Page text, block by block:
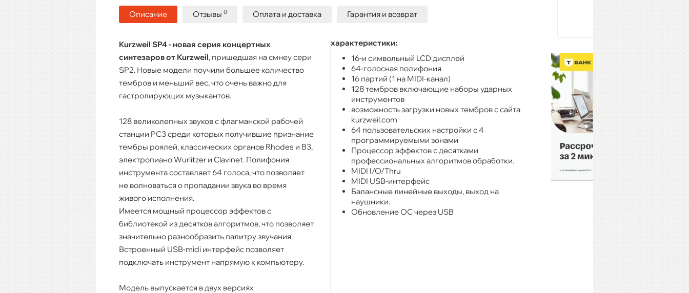
Описание Отзывы 0 Оплата и доставка Гарантия и возврат
Kurzweil SP4 - новая серия концертных
синтезаров от Kurzweil, пришедшая на смнеу сери
SP2. Новые модели поучили большее количество
тембров и меньший вес, что очень важно для
гастролирующих музыкантов.
128 великолепных звуков с флагманской рабочей
станции PC3 среди которых получившие признание
тембры роялей, классических органов Rhodes и B3,
электропиано Wurlitzer и Clavinet. Полифония
инструмента составляет 64 голоса, что позволяет
не волноваться о пропадании звука во время
живого исполнения.
Имеется мощный процессор эффектов с
библиотекой из десятков алгоритмов, что позволяет
значительно разнообразить палитру звучания.
Встроенный USB-midi интерфейс позволяет
подключать инструмент напрямую к компьютеру.
Модель выпускается в двух версиях
характеристики:
16-и символьный LCD дисплей
64-голосная полифония
16 партий (1 на MIDI-канал)
128 тембров включающие наборы ударных
инструментов
возможность загрузки новых тембров с сайта
kurzweil.com
64 пользовательских настройки с 4
программируемыми зонами
Процессор эффектов с десятками
профессиональных алгоритмов обработки.
MIDI I/O/Thru
MIDI USB-интерфейс
Балансные линейные выходы, выход на
наушники.
Обновление ОС через USB